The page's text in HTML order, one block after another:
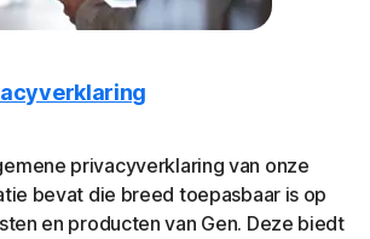
privacyverklaring van onze
bevat die breed toepasbaar is op
en producten van Gen. Deze biedt